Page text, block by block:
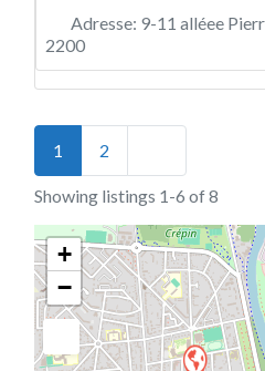
Adresse: 9-11 alléee
2200
Posts navigation
1 2
Showing listings 1-6 of 8
+
−